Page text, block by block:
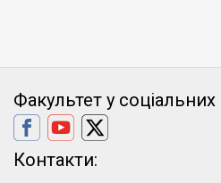
Факультет у
Контакти: